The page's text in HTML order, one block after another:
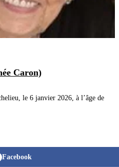
Caron)
le 6 janvier 2026, à l’âge de
Facebook